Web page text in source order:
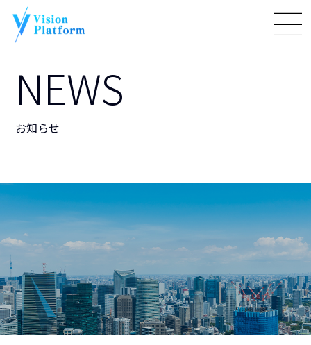
NEWS
お知らせ